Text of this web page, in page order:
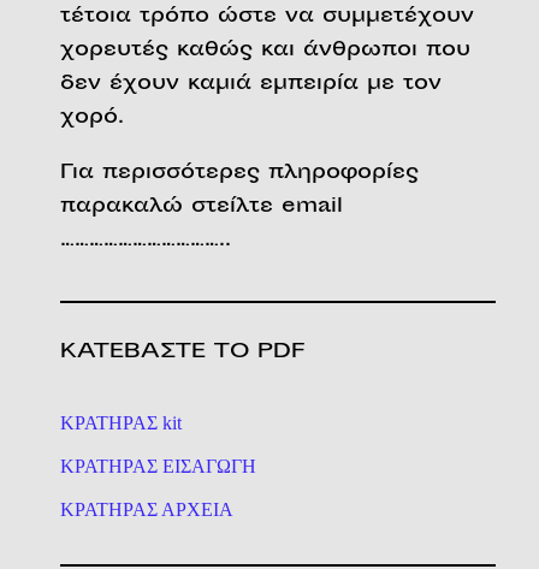
τέτοια τρόπο ώστε να συμμετέχουν
χορευτές καθώς και άνθρωποι που
δεν έχουν καμιά εμπειρία με τον
χορό.
Για περισσότερες πληροφορίες
παρακαλώ στείλτε email
……………………………..
ΚΑΤΕΒΑΣΤΕ ΤΟ PDF
ΚΡΑΤΗΡΑΣ kit
ΚΡΑΤΗΡΑΣ ΕΙΣΑΓΩΓΗ
ΚΡΑΤΗΡΑΣ ΑΡΧΕΙΑ